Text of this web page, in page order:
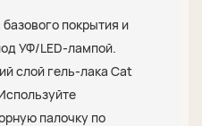
покрытия и
УФ/LED-лампой.
слой гель-лака Cat
палочку по